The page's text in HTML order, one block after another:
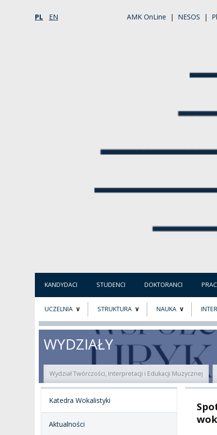
PL EN AMK OnLine | NESOS |
KANDYDACI STUDENCI DOKTORANCI
UCZELNIA
KADRA PEDAGOGICZNA
STRUKTURA
ORGANY UCZELNI
WYDZIAŁY
JEDNOSTKI NAUKOWE
NAUKA
PROJEKTY
EWALUACJA
JAKOŚĆ KSZTAŁCENIA
NOSTRYFIKACJA
DYPLOMÓW
WYDZIAŁY
Wydział Twórczości, Interpretacji i Edukacji Muzycznej
Katedra Wokalistyki
Aktualności